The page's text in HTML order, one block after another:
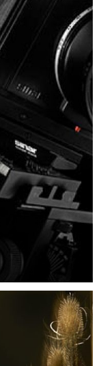
et très
de lumière –
chambre
les
est de
et ce qui